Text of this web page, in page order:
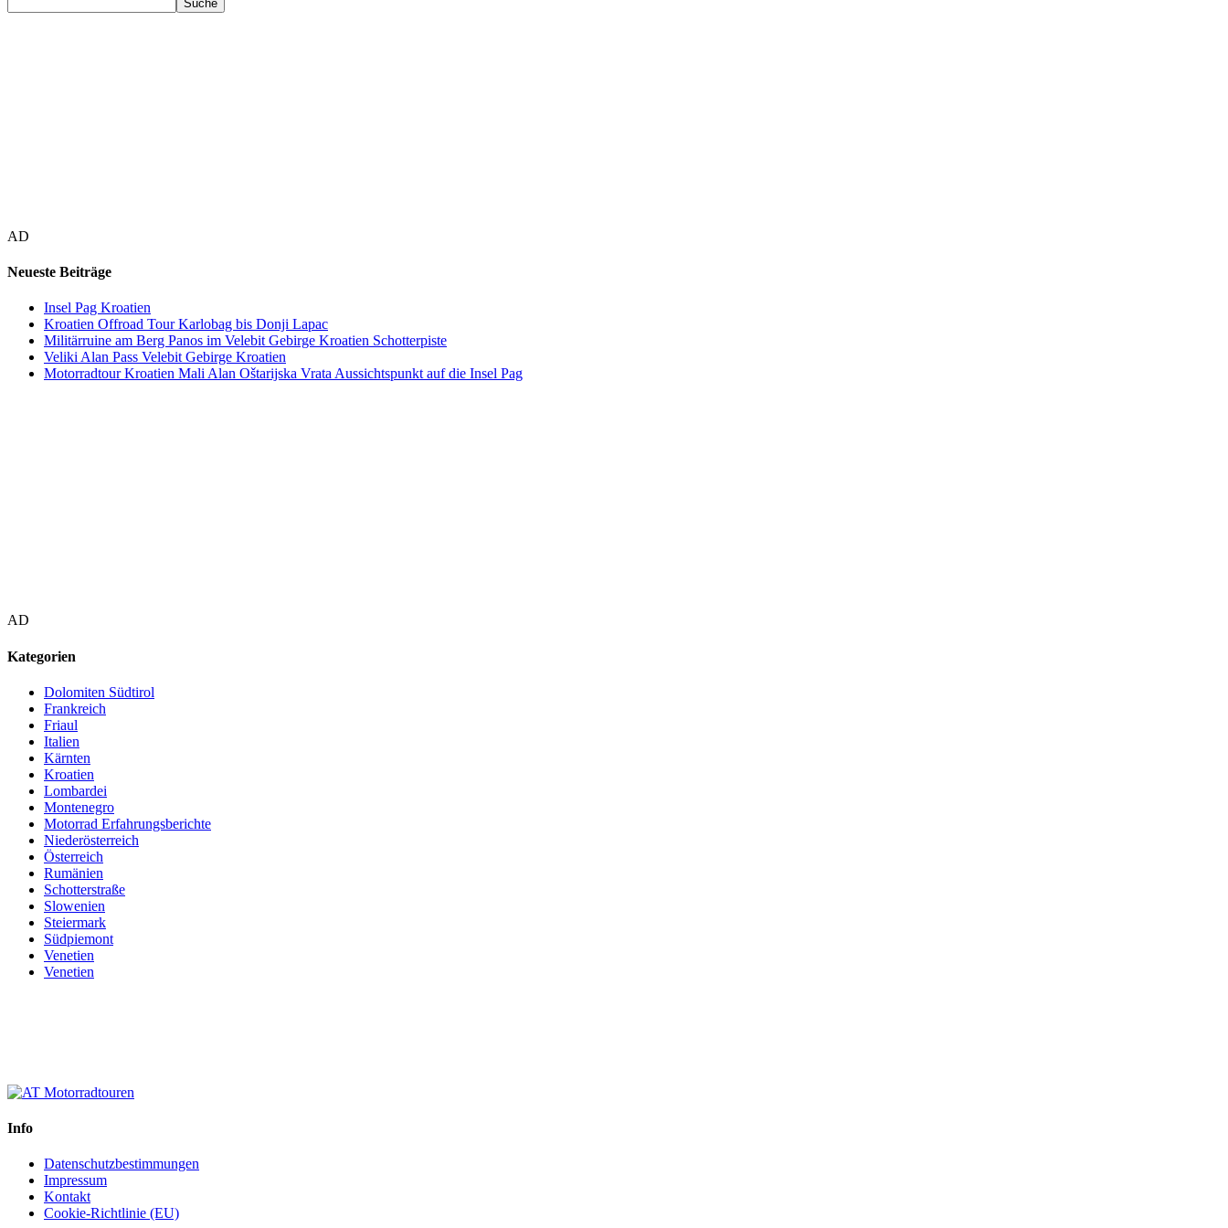
AD
Neueste Beiträge
Insel Pag Kroatien
Kroatien Offroad Tour Karlobag bis Donji Lapac
Militärruine am Berg Panos im Velebit Gebirge Kroatien Schotterpiste
Veliki Alan Pass Velebit Gebirge Kroatien
Motorradtour Kroatien Mali Alan Oštarijska Vrata Aussichtspunkt auf die Insel Pag
AD
Kategorien
Dolomiten Südtirol
Frankreich
Friaul
Italien
Kärnten
Kroatien
Lombardei
Montenegro
Motorrad Erfahrungsberichte
Niederösterreich
Österreich
Rumänien
Schotterstraße
Slowenien
Steiermark
Südpiemont
Venetien
Venetien
Info
Datenschutzbestimmungen
Impressum
Kontakt
Cookie-Richtlinie (EU)